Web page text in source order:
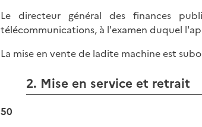
Le directeur général des finances
télécommunications, à l'examen duquel
La mise en vente de ladite machine est
2. Mise en service et retrait
50